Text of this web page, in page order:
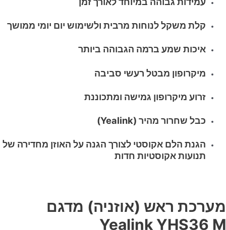
קלת משקל לנוחות מרבית ולשימוש יום יומי ממושך
איכות שמע ברמה הגבוהה ביותר
מיקרופון מבטל רעשי סביבה
זרוע מיקרופון גמישה ומתכוננת
כבל שחרור מהיר (Yealink)
הגנת הלם אקוסטי לצורך הגנה על האוזן מחדירה של
תנועות אקוסטיות חדות
מערכת ראש (אוזניה) מדגם
Yealink YHS36 M